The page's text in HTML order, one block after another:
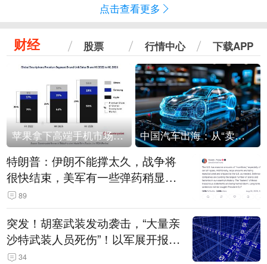
点击查看更多
财经 股票 行情中心 下载APP
苹果拿下高端手机市场65%的份额：iPhone 17系列功不可没 中国汽车出海：从“卖出去”到“走进去”
特朗普：伊朗不能撑太久，战争将
很快结束，美军有一些弹药稍显紧
张！伊朗公布拟议的海峡管理文本
89
突发！胡塞武装发动袭击，“大量亲
沙特武装人员死伤”！以军展开报复
性空袭
34